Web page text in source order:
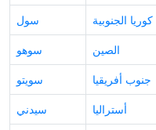
سول
كوريا الجنوبية
سوهو
الصين
سويتو
جنوب أفريقيا
سيدني
أستراليا